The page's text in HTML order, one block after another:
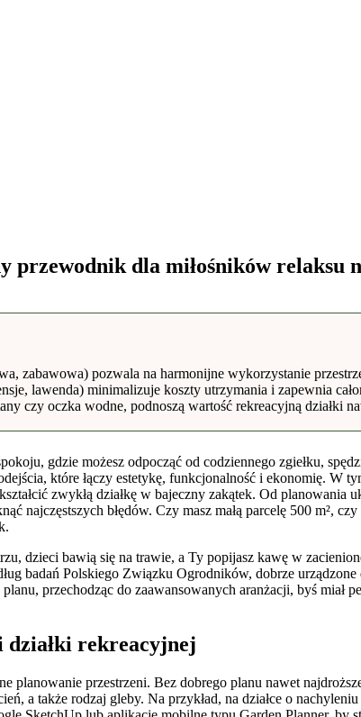
dla miłośników relaksu
zabawowa) pozwala na harmonijne wykorzystanie
lawenda) minimalizuje koszty utrzymania i zapewnia
czy oczka wodne, podnoszą wartość rekreacyjną działki
gdzie możesz odpocząć od codziennego zgiełku,
które łączy estetykę, funkcjonalność i ekonomię. W
zwykłą działkę w bajeczny zakątek. Od planowania
najczęstszych błędów. Czy masz małą parcelę 500 m²,
dzieci bawią się na trawie, a Ty popijasz kawę w
badań Polskiego Związku Ogrodników, dobrze
przechodząc do zaawansowanych aranżacji, byś miał
działki rekreacyjnej
przestrzeni. Bez dobrego planu nawet
a także rodzaj gleby. Na przykład, na działce o